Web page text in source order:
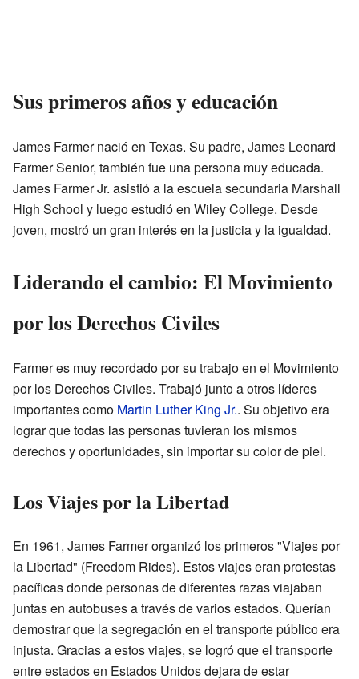
Sus primeros años y educación
James Farmer nació en Texas. Su padre, James Leonard
Farmer Senior, también fue una persona muy educada.
James Farmer Jr. asistió a la escuela secundaria Marshall
High School y luego estudió en Wiley College. Desde
joven, mostró un gran interés en la justicia y la igualdad.
Liderando el cambio: El Movimiento
por los Derechos Civiles
Farmer es muy recordado por su trabajo en el Movimiento
por los Derechos Civiles. Trabajó junto a otros líderes
importantes como Martin Luther King Jr.. Su objetivo era
lograr que todas las personas tuvieran los mismos
derechos y oportunidades, sin importar su color de piel.
Los Viajes por la Libertad
En 1961, James Farmer organizó los primeros "Viajes por
la Libertad" (Freedom Rides). Estos viajes eran protestas
pacíficas donde personas de diferentes razas viajaban
juntas en autobuses a través de varios estados. Querían
demostrar que la segregación en el transporte público era
injusta. Gracias a estos viajes, se logró que el transporte
entre estados en Estados Unidos dejara de estar